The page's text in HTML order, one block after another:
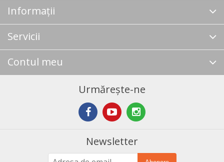
Informații
Servicii
Contul meu
Urmărește-ne
Newsletter